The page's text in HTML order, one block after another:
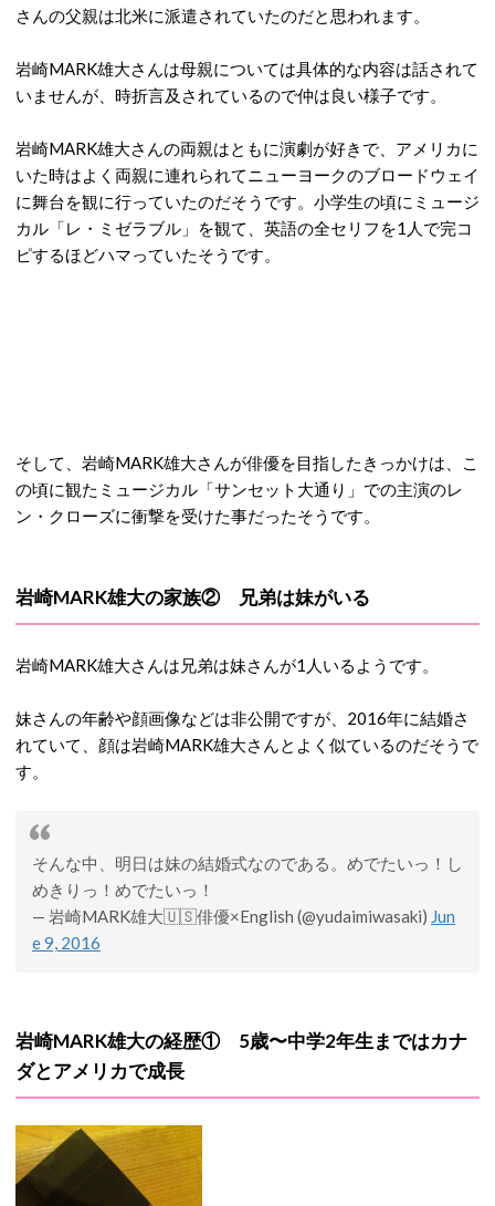
さんの父親は北米に派遣されていたのだと思われます。
岩崎MARK雄大さんは母親については具体的な内容は話されて
いませんが、時折言及されているので仲は良い様子です。
岩崎MARK雄大さんの両親はともに演劇が好きで、アメリカに
いた時はよく両親に連れられてニューヨークのブロードウェイ
に舞台を観に行っていたのだそうです。小学生の頃にミュージ
カル「レ・ミゼラブル」を観て、英語の全セリフを1人で完コ
ピするほどハマっていたそうです。
そして、岩崎MARK雄大さんが俳優を目指したきっかけは、こ
の頃に観たミュージカル「サンセット大通り」での主演のレ
ン・クローズに衝撃を受けた事だったそうです。
岩崎MARK雄大の家族② 兄弟は妹がいる
岩崎MARK雄大さんは兄弟は妹さんが1人いるようです。
妹さんの年齢や顔画像などは非公開ですが、2016年に結婚さ
れていて、顔は岩崎MARK雄大さんとよく似ているのだそうで
す。
そんな中、明日は妹の結婚式なのである。めでたいっ！し
めきりっ！めでたいっ！
— 岩崎MARK雄大🇺🇸俳優×English (@yudaimiwasaki) Jun
e 9, 2016
岩崎MARK雄大の経歴① 5歳〜中学2年生まではカナ
ダとアメリカで成長